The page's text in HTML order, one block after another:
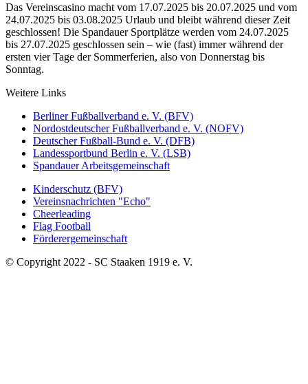
Das Vereinscasino macht vom 17.07.2025 bis 20.07.2025 und vom
24.07.2025 bis 03.08.2025 Urlaub und bleibt während dieser Zeit
geschlossen! Die Spandauer Sportplätze werden vom 24.07.2025
bis 27.07.2025 geschlossen sein – wie (fast) immer während der
ersten vier Tage der Sommerferien, also von Donnerstag bis
Sonntag.
Weitere Links
Berliner Fußballverband e. V. (BFV)
Nordostdeutscher Fußballverband e. V. (NOFV)
Deutscher Fußball-Bund e. V. (DFB)
Landessportbund Berlin e. V. (LSB)
Spandauer Arbeitsgemeinschaft
Kinderschutz (BFV)
Vereinsnachrichten "Echo"
Cheerleading
Flag Football
Förderergemeinschaft
© Copyright 2022 - SC Staaken 1919 e. V.